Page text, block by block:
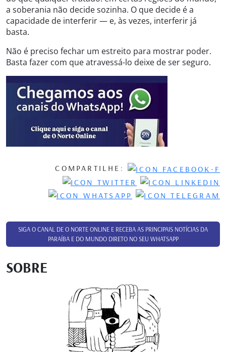
a soberania não decide sozinha. O que decide é a
capacidade de interferir — e, às vezes, interferir já
basta.
Não é preciso fechar um estreito para mostrar poder.
Basta fazer com que atravessá-lo deixe de ser seguro.
COMPARTILHE:
SIGA O CANAL DE O NORTE ONLINE E RECEBA AS PRINCIPAIS NOTÍCIAS DA
PARAÍBA E DO MUNDO DIRETO NO SEU WHATSAPP
SOBRE